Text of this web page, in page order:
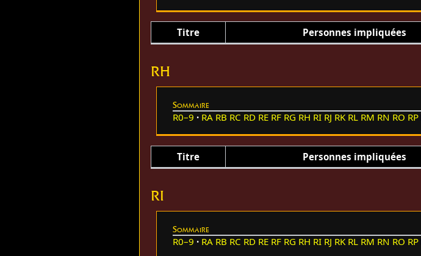
Titre Personnes impliquées
RH
Sommaire
R0–9 RA RB RC RD RE RF RG RH RI RJ RK RL RM RN RO RP
Titre Personnes impliquées
RI
Sommaire
R0–9 RA RB RC RD RE RF RG RH RI RJ RK RL RM RN RO RP